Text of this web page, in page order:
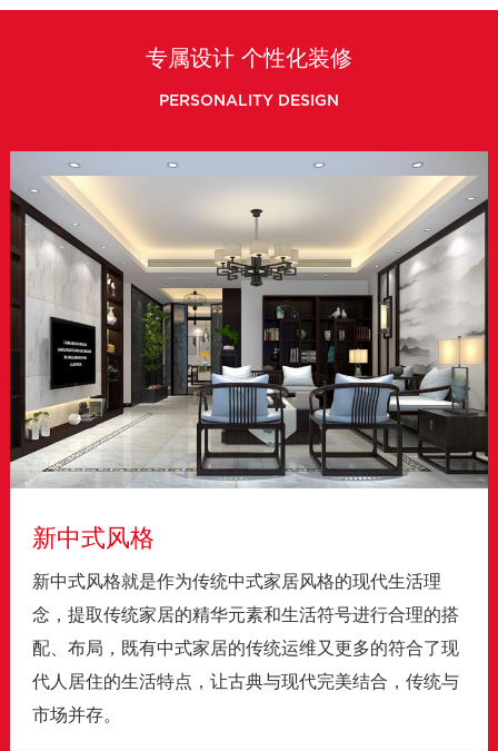
专属设计 个性化装修
PERSONALITY DESIGN
新中式风格
新中式风格就是作为传统中式家居风格的现代生活理
念，提取传统家居的精华元素和生活符号进行合理的搭
配、布局，既有中式家居的传统运维又更多的符合了现
代人居住的生活特点，让古典与现代完美结合，传统与
市场并存。